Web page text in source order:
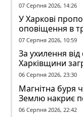
07 Серпня 2026, 14:26
У Харкові
оповіщення в
07 Серпня 2026, 10:59
За ухилення
Харківщини
волі
06 Серпня 2026, 23:30
Магнітна буря
Землю накриє
06 Серпня 2026, 22:42